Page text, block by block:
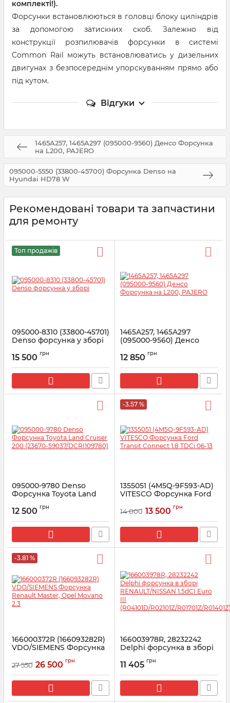
комплекті!).
Форсунки встановлюються в головці блоку циліндрів
за допомогою затискних скоб. Залежно від
конструкції розпилювачів форсунки в системі
Common Rail можуть встановлюватись у дизельних
двигунах з безпосереднім упорскуванням прямо або
під кутом.
Відгуки
1465A257, 1465A297 (095000-9560) Денсо Форсунка
на L200, PAJERO
095000-5550 (33800-45700) Форсунка Denso на
Hyundai HD78 W
Рекомендовані товари та запчастини
для ремонту
Топ продажів
095000-8310 (33800-45701)
Denso форсунка у зборі
15 500 грн
1465A257, 1465A297
(095000-9560) Денсо
PAJERO
Артикул: 1465A257
12 850 грн
095000-9780 Denso
Форсунка Toyota Land
59037/DCRI109780)
Артикул: 095000-9780
12 500 грн
-3.57 %
1355051 (4M5Q-9F593-AD)
VITESCO Форсунка Ford
06-13
Артикул: 562000710
14 000 13 500 грн
-3.81 %
166000372R (166093282R)
VDO/SIEMENS Форсунка
Movano 2.3
Артикул: 166093282R
27 550 26 500 грн
166003978R, 28232242
Delphi форсунка в зборі
RENAULT/NISSAN 1.5dCI
Euro III
Артикул: 166003978R
11 405 грн